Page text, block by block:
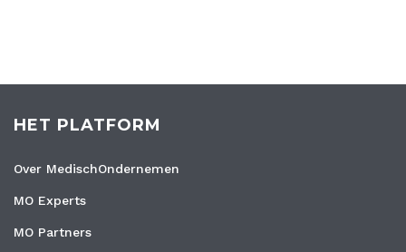
HET PLATFORM
Over MedischOndernemen
MO Experts
MO Partners